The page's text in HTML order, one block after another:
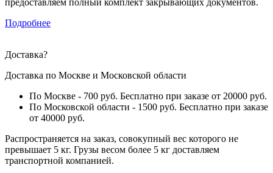
Подробнее
Доставка?
Доставка по Москве и Московской области
По Москве - 700 руб. Бесплатно при заказе от 20000 руб.
По Московской области - 1500 руб. Бесплатно при заказе
от 40000 руб.
Распространяется на заказ, совокупный вес которого не
превышает 5 кг. Грузы весом более 5 кг доставляем
транспортной компанией.